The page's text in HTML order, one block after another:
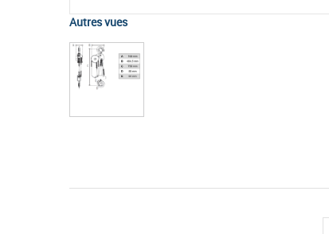
Autres vues